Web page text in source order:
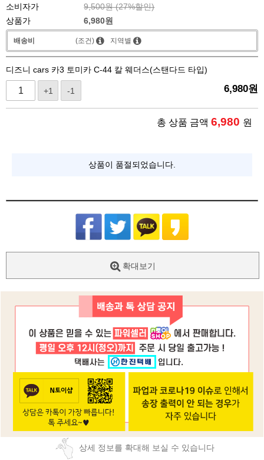
소비자가 9,500원 (27%할인)
상품가
6,980원
배송비 (조건) 지역별
디즈니 cars 카3 토미카 C-44 칼 웨더스(스탠다드 타입)
+1 -1 6,980원
총 상품 금액 6,980 원
상품이 품절되었습니다.
확대보기
상세 정보를 확대해 보실 수 있습니다